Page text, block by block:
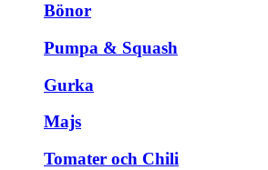
Bönor
Pumpa & Squash
Gurka
Majs
Tomater och Chili